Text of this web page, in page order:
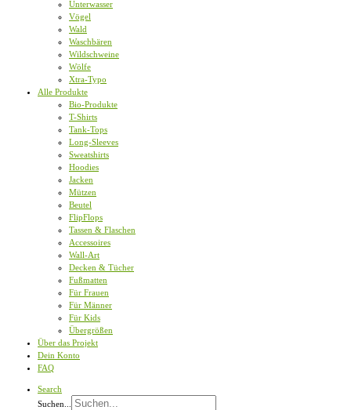
Unterwasser
Vögel
Wald
Waschbären
Wildschweine
Wölfe
Xtra-Typo
Alle Produkte
Bio-Produkte
T-Shirts
Tank-Tops
Long-Sleeves
Sweatshirts
Hoodies
Jacken
Mützen
Beutel
FlipFlops
Tassen & Flaschen
Accessoires
Wall-Art
Decken & Tücher
Fußmatten
Für Frauen
Für Männer
Für Kids
Übergrößen
Über das Projekt
Dein Konto
FAQ
Search
Suchen...